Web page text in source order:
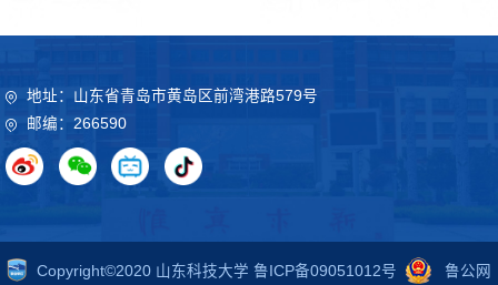
地址：山东省青岛市黄岛区前湾港路579号
邮编：266590
Copyright©2020 山东科技大学 鲁ICP备09051012号
鲁公网